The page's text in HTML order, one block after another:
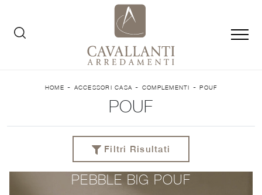
HOME - ACCESSORI CASA - COMPLEMENTI -POUF
POUF
Filtri Risultati
PEBBLE BIG POUF